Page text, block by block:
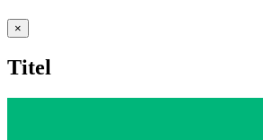
Close
product
view
×
Titel